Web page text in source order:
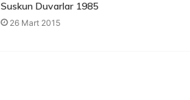
Suskun Duvarlar 1985
26 Mart 2015